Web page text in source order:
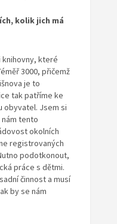
kolik jich má
knihovny, které
3000, přičemž
je to
tak patříme ke
obyvatel. Jsem si
tento
okolních
registrovaných
podotkonout,
práce s dětmi.
činnost a musí
by se nám